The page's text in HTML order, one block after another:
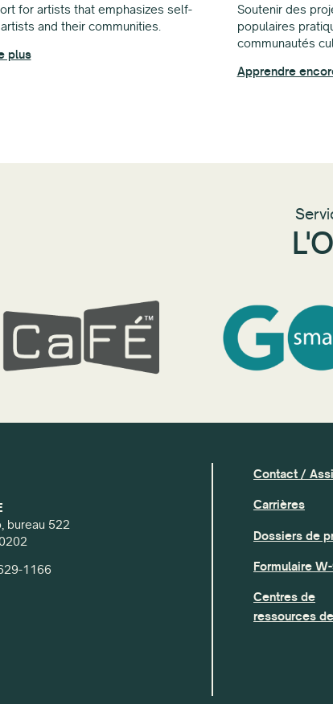
for artists that emphasizes self-
and their communities.
plus
Soutenir des
populaires
communautés
Apprendre
bureau 522
1166
Contact /
Carrières
Dossiers de
Formulaire
Centres de
ressources